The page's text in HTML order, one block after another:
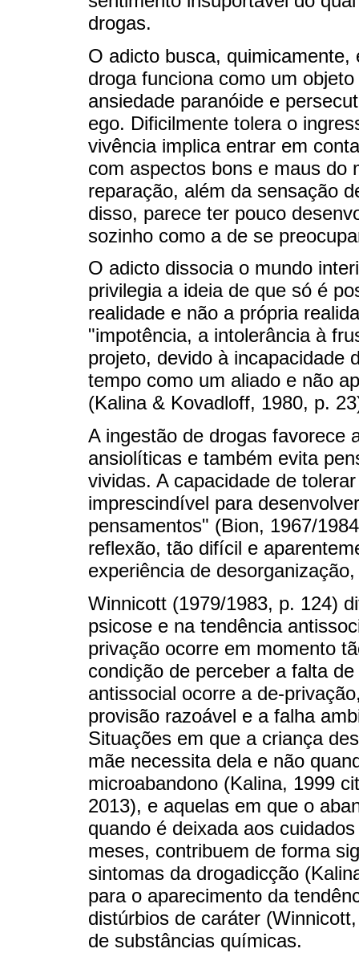
drogas.
O adicto busca,
droga funciona como um
ansiedade paranóide e
ego. Dificilmente tolera o
vivência implica entrar em
com aspectos bons e maus do
reparação, além da sensação
disso, parece ter pouco
sozinho como a de se
O adicto dissocia o mundo
privilegia a ideia de que só é
realidade e não a própria
"impotência, a intolerância à
projeto, devido à incapacidade
tempo como um aliado e não
(Kalina & Kovadloff, 1980, p.
A ingestão de drogas favorece
ansiolíticas e também evita
vividas. A capacidade de
imprescindível para
pensamentos" (Bion, 1967/
reflexão, tão difícil e
experiência de
Winnicott (1979/1983, p. 124)
psicose e na tendência
privação ocorre em momento
condição de perceber a falta
antissocial ocorre a de-
provisão razoável e a falha
Situações em que a criança
mãe necessita dela e não
microabandono (Kalina, 1999
2013), e aquelas em que o
quando é deixada aos
meses, contribuem de forma
sintomas da drogadicção
para o aparecimento da
distúrbios de caráter
de substâncias químicas.